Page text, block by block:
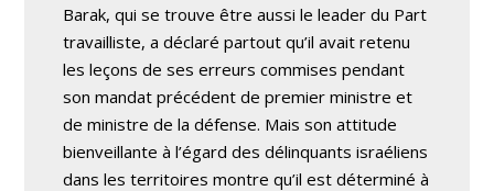
Barak, qui se trouve être aussi le leader du Part
travailliste, a déclaré partout qu’il avait retenu
les leçons de ses erreurs commises pendant
son mandat précédent de premier ministre et
de ministre de la défense. Mais son attitude
bienveillante à l’égard des délinquants israéliens
dans les territoires montre qu’il est déterminé à